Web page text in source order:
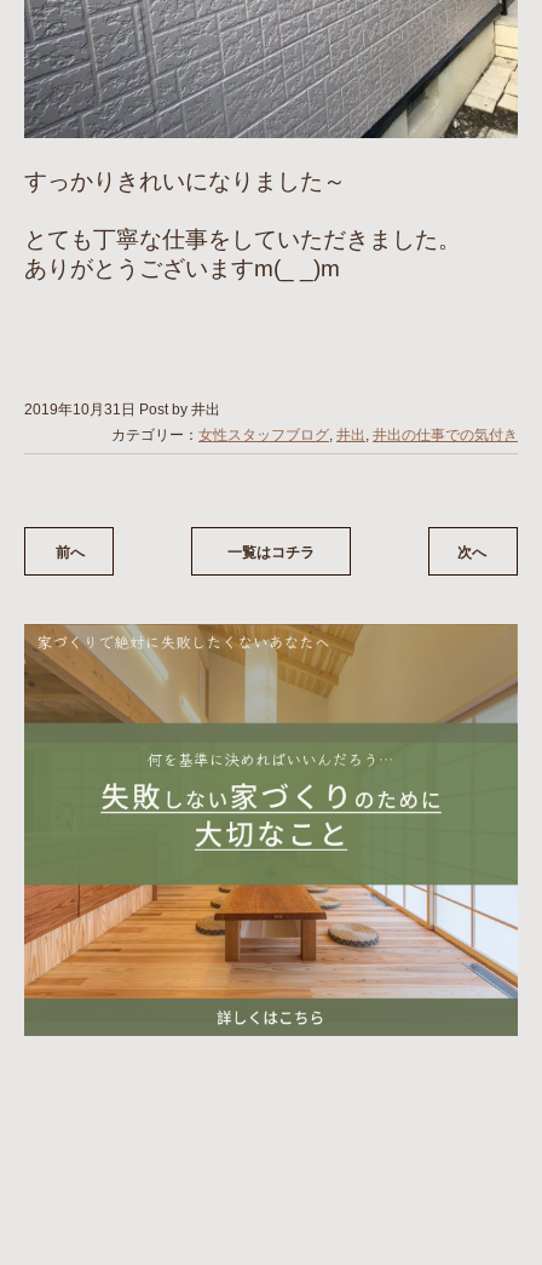
すっかりきれいになりました～
とても丁寧な仕事をしていただきました。
ありがとうございますm(_ _)m
2019年10月31日 Post by 井出
カテゴリー： 女性スタッフブログ, 井出 , 井出の仕事での気付き
前へ 一覧はコチラ 次へ